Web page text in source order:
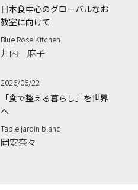
日本食中心のグローバルなお
教室に向けて
Blue Rose Kitchen
井内 麻子
2026/06/22
「食で整える暮らし」を世界
へ
Table jardin blanc
岡安奈々